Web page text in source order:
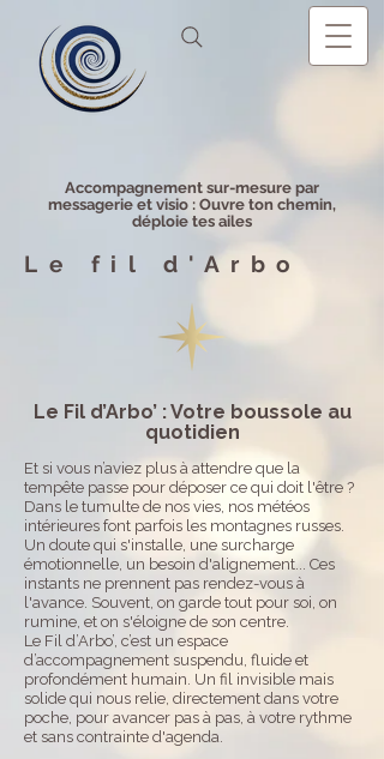
Accompagnement sur-mesure par
messagerie et visio : Ouvre ton chemin,
déploie tes ailes
Le fil d'Arbo
Le Fil d’Arbo’ : Votre boussole au
quotidien
Et si vous n’aviez plus à attendre que la
tempête passe pour déposer ce qui doit l'être ?
Dans le tumulte de nos vies, nos météos
intérieures font parfois les montagnes russes.
Un doute qui s'installe, une surcharge
émotionnelle, un besoin d'alignement... Ces
instants ne prennent pas rendez-vous à
l'avance. Souvent, on garde tout pour soi, on
rumine, et on s'éloigne de son centre.
Le Fil d’Arbo’, c’est un espace
d’accompagnement suspendu, fluide et
profondément humain. Un fil invisible mais
solide qui nous relie, directement dans votre
poche, pour avancer pas à pas, à votre rythme
et sans contrainte d'agenda.